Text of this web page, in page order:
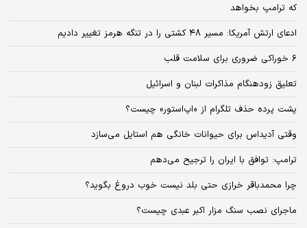
که ترامپ بخواهد
ادعای ارتش آمریکا: مسیر ۴۸ کشتی را در تنگه هرمز تغییر دادیم
۶ خوراکی ضروری برای سلامت قلب
تعلیق زودهنگام مذاکرات لبنان و اسرائیل
پشت پرده حذف تلگرام از «اپ‌استور» چیست؟
وقتی آدیداس برای حیوانات خانگی هم استایل می‌سازد
ترامپ: توافق با ایران را ترجیح می‌دهم
چرا محمدباقر خرازی حتی بلد نیست خوب دروغ بگوید؟
ماجرای نصب سنگ مزار اکبر عبدی چیست؟